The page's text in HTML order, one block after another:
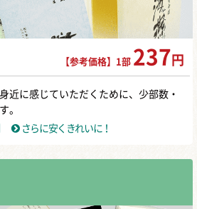
【参考価格】1部 237 円
近に感じていただくために、少部数・
。
さらに安くきれいに！